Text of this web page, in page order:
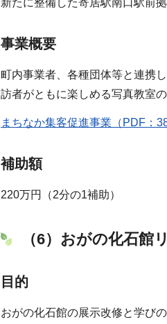
新たに整備した寄居駅南口駅前
事業概要
町内事業者、各種団体等と連携
訪者がともに楽しめる写真教室
まちなか集客促進事業（PDF：
補助額
220万円（2分の1補助）
（6）おがの化石館
目的
おがの化石館の展示改修と学び